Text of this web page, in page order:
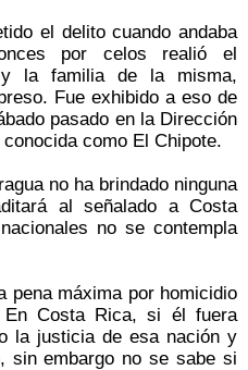
el delito cuando andaba
por celos realió el
la familia de la misma,
Fue exhibido a eso de
pasado en la Dirección
como El Chipote.
no ha brindado ninguna
al señalado a Costa
no se contempla
pena máxima por homicidio
Costa Rica, si él fuera
la justicia de esa nación y
sin embargo no se sabe si